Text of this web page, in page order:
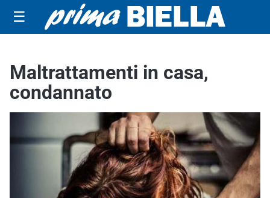
☰
Maltrattamenti in casa,
condannato